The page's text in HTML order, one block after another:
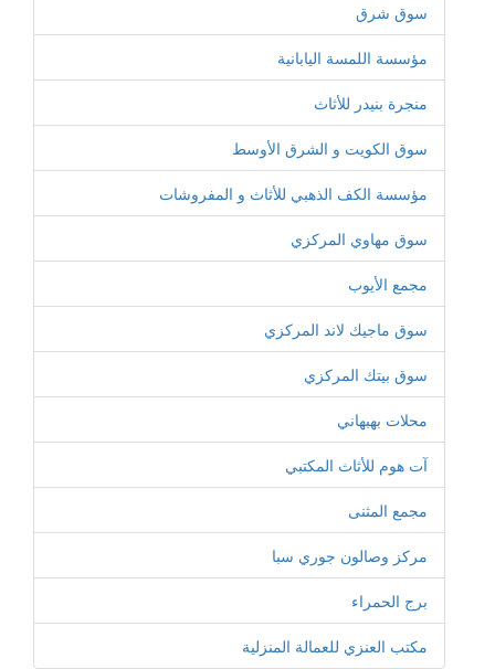
سوق شرق
مؤسسة اللمسة اليابانية
منجرة بنيدر للأثاث
سوق الكويت و الشرق الأوسط
مؤسسة الكف الذهبي للأثاث و المفروشات
سوق مهاوي المركزي
مجمع الأيوب
سوق ماجيك لاند المركزي
سوق بيتك المركزي
محلات بهبهاني
آت هوم للأثاث المكتبي
مجمع المثنى
مركز وصالون جوري سبا
برج الحمراء
مكتب العنزي للعمالة المنزلية